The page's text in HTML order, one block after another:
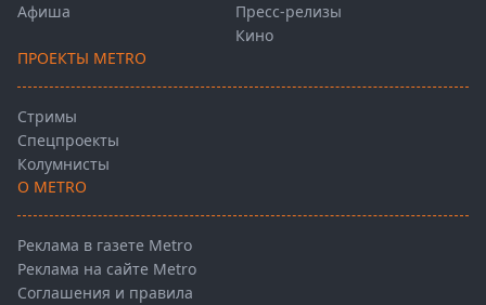
Афиша
Пресс-релизы
Кино
ПРОЕКТЫ METRO
Стримы
Спецпроекты
Колумнисты
О METRO
Реклама в газете Metro
Реклама на сайте Metro
Соглашения и правила